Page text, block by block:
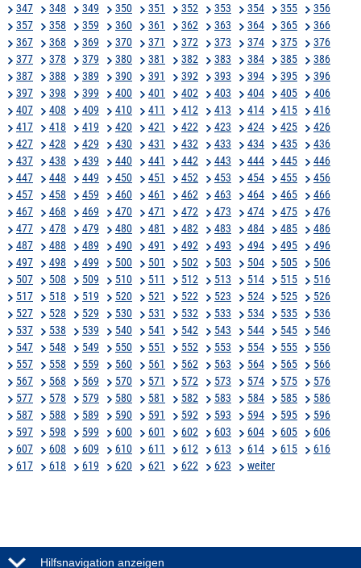
347
348 349 350 351 352 353 354 355
356
357
358 359 360 361 362 363 364 365
366
367
368 369 370 371 372 373 374 375
376
377
378 379 380 381 382 383 384 385
386
387
388 389 390 391 392 393 394 395
396
397
398 399 400 401 402 403 404 405
406
407
408 409 410 411 412 413 414 415
416
417
418 419 420 421 422 423 424 425
426
427
428 429 430 431 432 433 434 435
436
437
438 439 440 441 442 443 444 445
446
447
448 449 450 451 452 453 454 455
456
457
458 459 460 461 462 463 464 465
466
467
468 469 470 471 472 473 474 475
476
477
478 479 480 481 482 483 484 485
486
487
488 489 490 491 492 493 494 495
496
497
498 499 500 501 502 503 504 505
506
507
508 509 510 511 512 513 514 515
516
517
518 519 520 521 522 523 524 525
526
527
528 529 530 531 532 533 534 535
536
537
538 539 540 541 542 543 544 545
546
547
548 549 550 551 552 553 554 555
556
557
558 559 560 561 562 563 564 565
566
567
568 569 570 571 572 573 574 575
576
577
578 579 580 581 582 583 584 585
586
587
588 589 590 591 592 593 594 595
596
597
598 599 600 601 602 603 604 605
606
607
608 609 610 611 612 613 614 615
616
617
618 619 620 621 622 623 weiter
Hilfsnavigation anzeigen